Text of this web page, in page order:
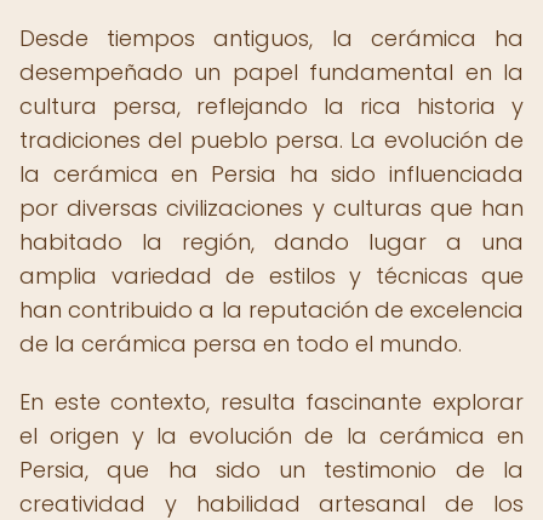
Desde tiempos antiguos, la cerámica ha
desempeñado un papel fundamental en la
cultura persa, reflejando la rica historia y
tradiciones del pueblo persa. La evolución de
la cerámica en Persia ha sido influenciada
por diversas civilizaciones y culturas que han
habitado la región, dando lugar a una
amplia variedad de estilos y técnicas que
han contribuido a la reputación de excelencia
de la cerámica persa en todo el mundo.
En este contexto, resulta fascinante explorar
el origen y la evolución de la cerámica en
Persia, que ha sido un testimonio de la
creatividad y habilidad artesanal de los